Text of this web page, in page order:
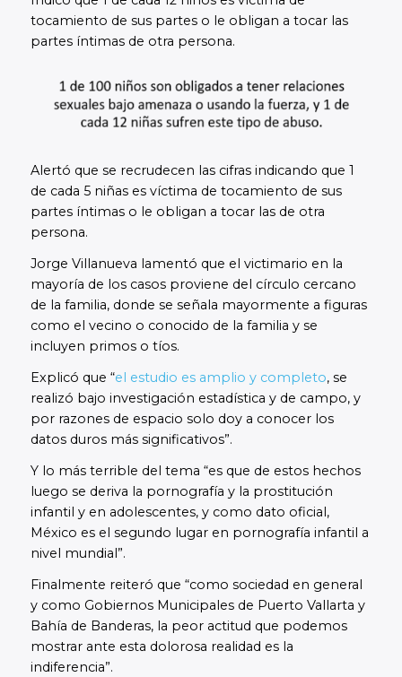
tocamiento de sus partes o le obligan a tocar las
partes íntimas de otra persona.
Alertó que se recrudecen las cifras indicando que 1
de cada 5 niñas es víctima de tocamiento de sus
partes íntimas o le obligan a tocar las de otra
persona.
Jorge Villanueva lamentó que el victimario en la
mayoría de los casos proviene del círculo cercano
de la familia, donde se señala mayormente a figuras
como el vecino o conocido de la familia y se
incluyen primos o tíos.
Explicó que “el estudio es amplio y completo, se
realizó bajo investigación estadística y de campo, y
por razones de espacio solo doy a conocer los
datos duros más significativos”.
Y lo más terrible del tema “es que de estos hechos
luego se deriva la pornografía y la prostitución
infantil y en adolescentes, y como dato oficial,
México es el segundo lugar en pornografía infantil a
nivel mundial”.
Finalmente reiteró que “como sociedad en general
y como Gobiernos Municipales de Puerto Vallarta y
Bahía de Banderas, la peor actitud que podemos
mostrar ante esta dolorosa realidad es la
indiferencia”.